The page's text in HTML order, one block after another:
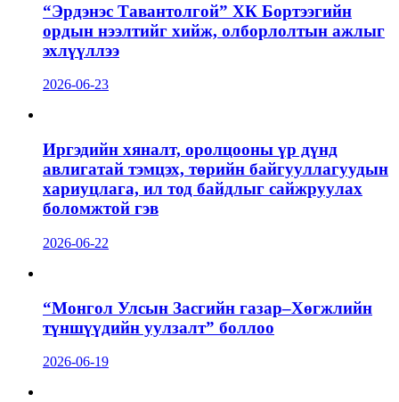
“Эрдэнэс Тавантолгой” ХК Бортээгийн
ордын нээлтийг хийж, олборлолтын ажлыг
эхлүүллээ
2026-06-23
Иргэдийн хяналт, оролцооны үр дүнд
авлигатай тэмцэх, төрийн байгууллагуудын
хариуцлага, ил тод байдлыг сайжруулах
боломжтой гэв
2026-06-22
“Монгол Улсын Засгийн газар–Хөгжлийн
түншүүдийн уулзалт” боллоо
2026-06-19